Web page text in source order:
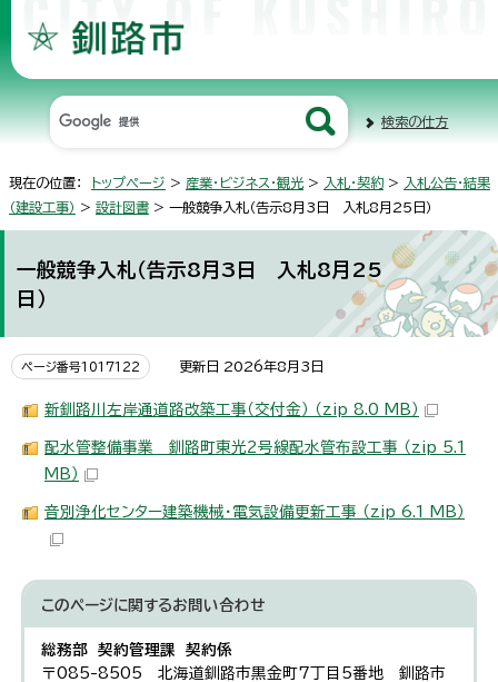
検索の仕方
現在の位置： トップページ > 産業・ビジネス・観光 > 入札・契約 >
入札公告・結果
（建設工事） > 設計図書 > 一般競争入札（告示8月3日 入札8月25日）
一般競争入札（告示8月3日 入札8月25
日）
ページ番号1017122 更新日 2026年8月3日
新釧路川左岸通道路改築工事（交付金） （zip 8.0 MB）
配水管整備事業 釧路町東光2号線配水管布設工事 （zip 5.1
MB）
音別浄化センター建築機械・電気設備更新工事 （zip 6.1 MB）
このページに関するお問い合わせ
総務部 契約管理課 契約係
〒085-8505 北海道釧路市黒金町7丁目5番地 釧路市